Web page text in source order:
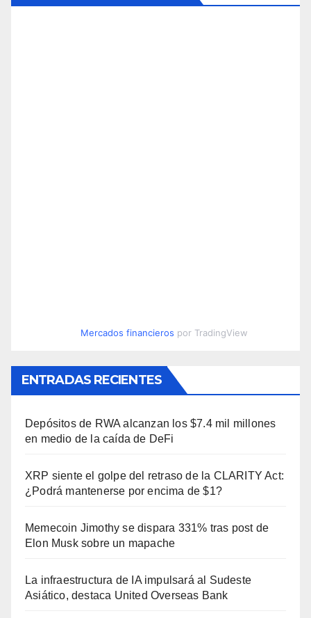
Mercados financieros por TradingView
ENTRADAS RECIENTES
Depósitos de RWA alcanzan los $7.4 mil millones
en medio de la caída de DeFi
XRP siente el golpe del retraso de la CLARITY Act:
¿Podrá mantenerse por encima de $1?
Memecoin Jimothy se dispara 331% tras post de
Elon Musk sobre un mapache
La infraestructura de IA impulsará al Sudeste
Asiático, destaca United Overseas Bank